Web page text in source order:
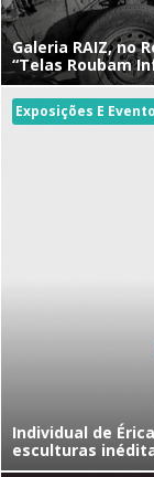
Galeria RAIZ, no
“Telas Roubam
Exposições E
Individual de
esculturas